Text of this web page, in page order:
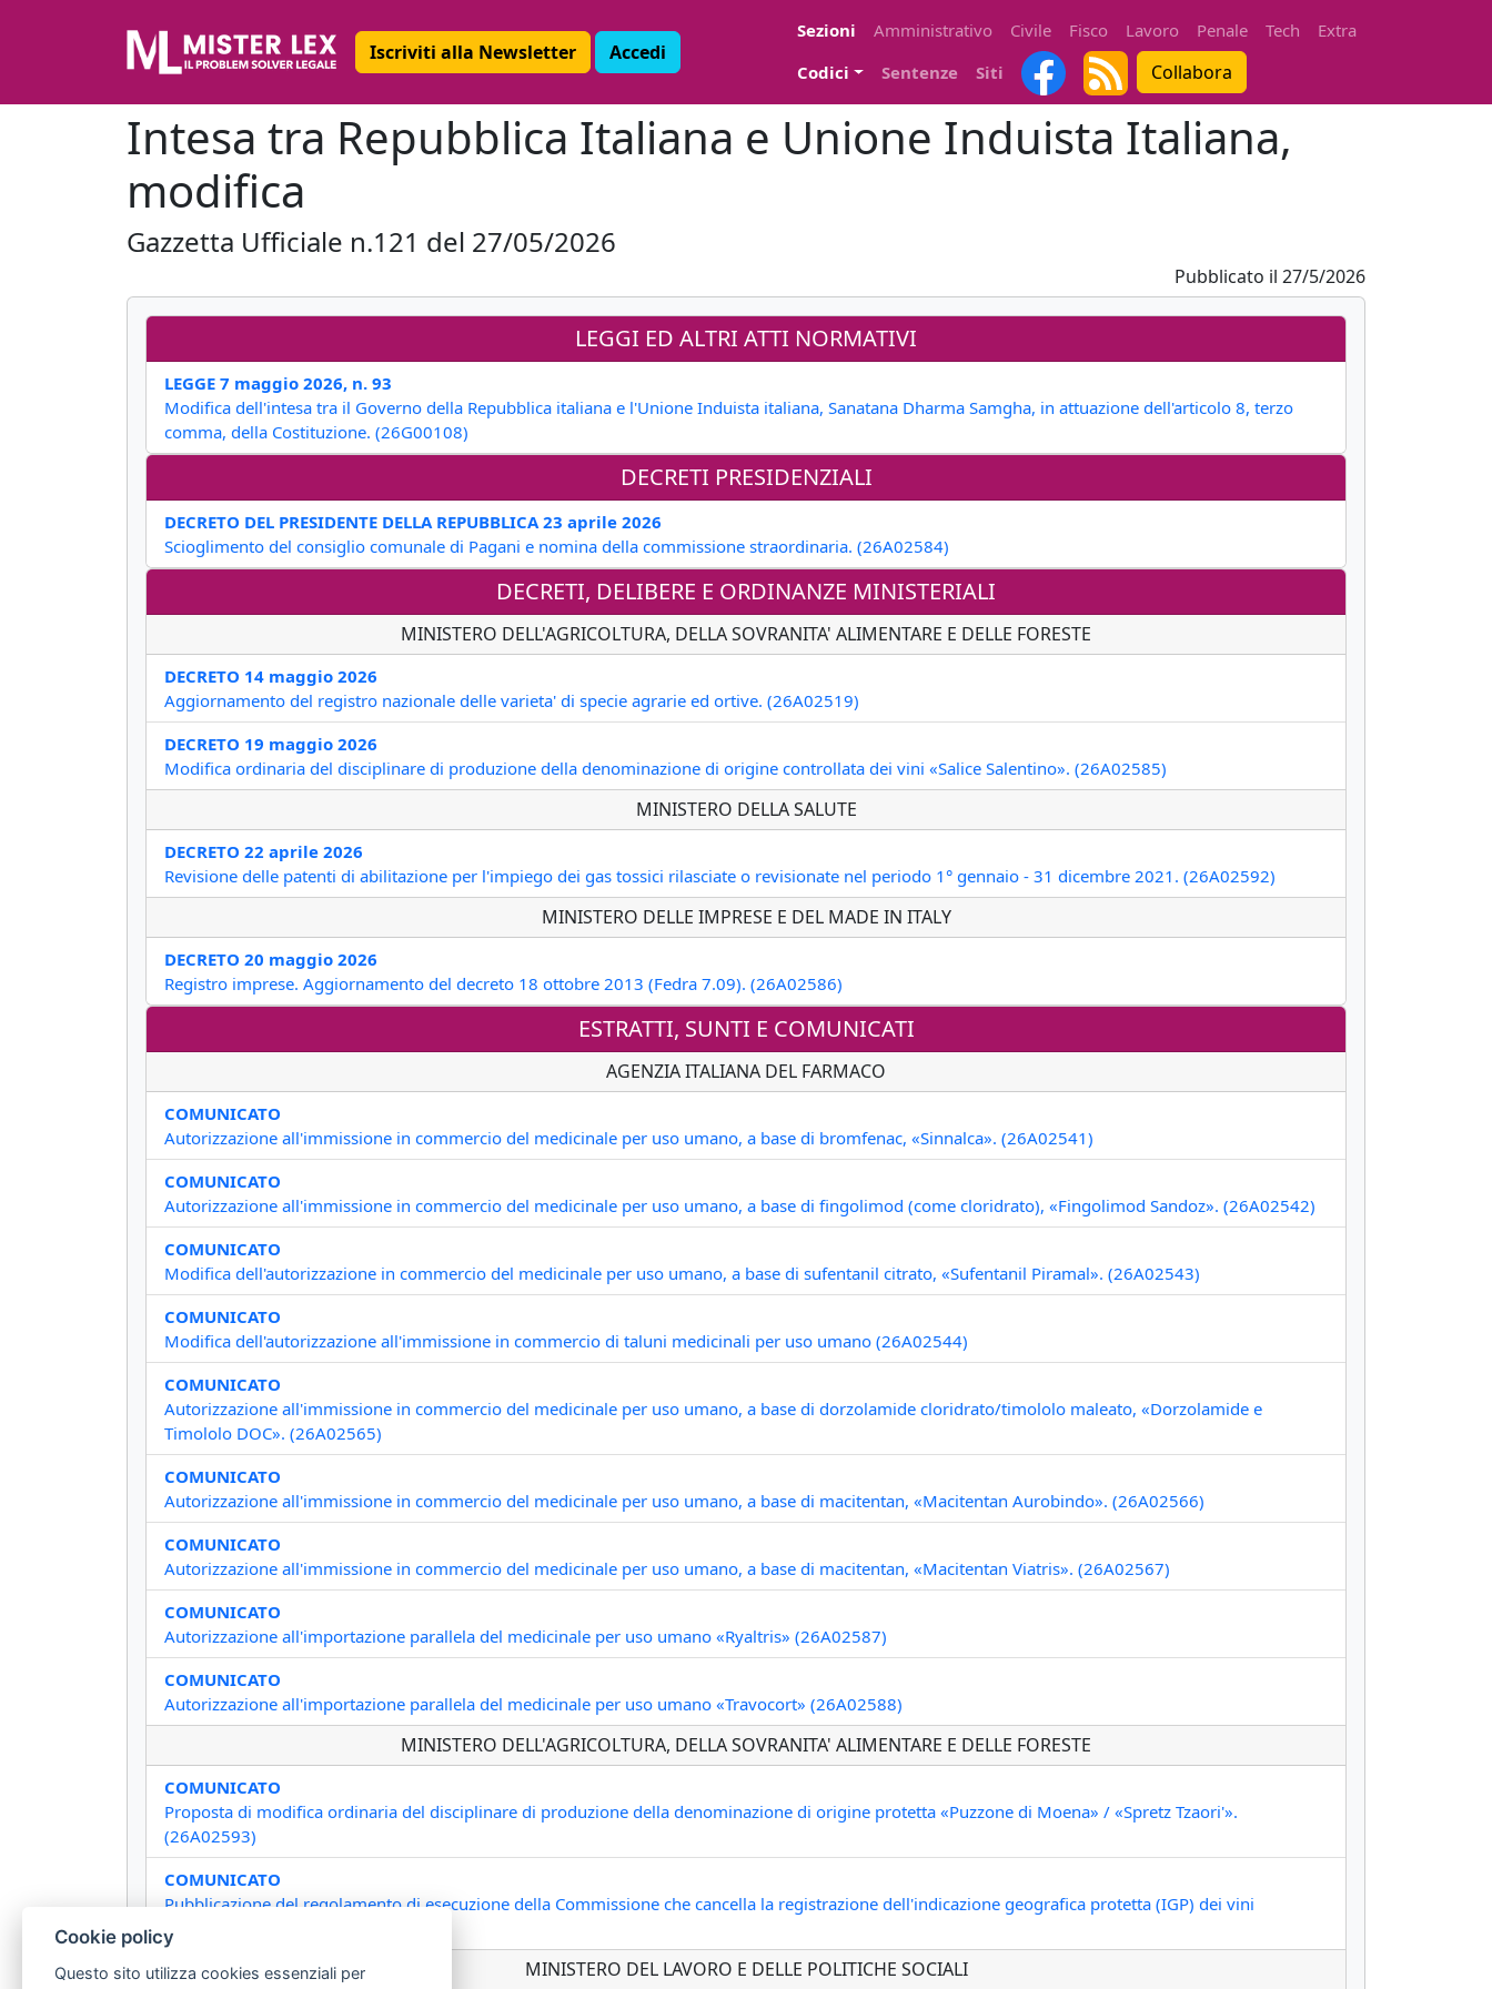
Iscriviti alla Newsletter Accedi
Sezioni Amministrativo Civile Fisco Lavoro Penale Tech
Extra
Codici
Sentenze Siti Collabora
Intesa tra Repubblica Italiana e Unione Induista Italiana,
modifica
Gazzetta Ufficiale n.121 del 27/05/2026
Pubblicato il 27/5/2026
LEGGI ED ALTRI ATTI NORMATIVI
LEGGE 7 maggio 2026, n. 93
Modifica dell'intesa tra il Governo della Repubblica italiana e l'Unione Induista italiana, Sanatana Dharma Samgha, in attuazione dell'articolo 8, terzo
comma, della Costituzione. (26G00108)
DECRETI PRESIDENZIALI
DECRETO DEL PRESIDENTE DELLA REPUBBLICA 23 aprile 2026
Scioglimento del consiglio comunale di Pagani e nomina della commissione straordinaria. (26A02584)
DECRETI, DELIBERE E ORDINANZE MINISTERIALI
MINISTERO DELL'AGRICOLTURA, DELLA SOVRANITA' ALIMENTARE E DELLE FORESTE
DECRETO 14 maggio 2026
Aggiornamento del registro nazionale delle varieta' di specie agrarie ed ortive. (26A02519)
DECRETO 19 maggio 2026
Modifica ordinaria del disciplinare di produzione della denominazione di origine controllata dei vini «Salice Salentino». (26A02585)
MINISTERO DELLA SALUTE
DECRETO 22 aprile 2026
Revisione delle patenti di abilitazione per l'impiego dei gas tossici rilasciate o revisionate nel periodo 1° gennaio - 31 dicembre 2021. (26A02592)
MINISTERO DELLE IMPRESE E DEL MADE IN ITALY
DECRETO 20 maggio 2026
Registro imprese. Aggiornamento del decreto 18 ottobre 2013 (Fedra 7.09). (26A02586)
ESTRATTI, SUNTI E COMUNICATI
AGENZIA ITALIANA DEL FARMACO
COMUNICATO
Autorizzazione all'immissione in commercio del medicinale per uso umano, a base di bromfenac, «Sinnalca». (26A02541)
COMUNICATO
Autorizzazione all'immissione in commercio del medicinale per uso umano, a base di fingolimod (come cloridrato), «Fingolimod Sandoz». (26A02542)
COMUNICATO
Modifica dell'autorizzazione in commercio del medicinale per uso umano, a base di sufentanil citrato, «Sufentanil Piramal». (26A02543)
COMUNICATO
Modifica dell'autorizzazione all'immissione in commercio di taluni medicinali per uso umano (26A02544)
COMUNICATO
Autorizzazione all'immissione in commercio del medicinale per uso umano, a base di dorzolamide cloridrato/timololo maleato, «Dorzolamide e
Timololo DOC». (26A02565)
COMUNICATO
Autorizzazione all'immissione in commercio del medicinale per uso umano, a base di macitentan, «Macitentan Aurobindo». (26A02566)
COMUNICATO
Autorizzazione all'immissione in commercio del medicinale per uso umano, a base di macitentan, «Macitentan Viatris». (26A02567)
COMUNICATO
Autorizzazione all'importazione parallela del medicinale per uso umano «Ryaltris» (26A02587)
COMUNICATO
Autorizzazione all'importazione parallela del medicinale per uso umano «Travocort» (26A02588)
MINISTERO DELL'AGRICOLTURA, DELLA SOVRANITA' ALIMENTARE E DELLE FORESTE
COMUNICATO
Proposta di modifica ordinaria del disciplinare di produzione della denominazione di origine protetta «Puzzone di Moena» / «Spretz Tzaori'».
(26A02593)
COMUNICATO
Pubblicazione del regolamento di esecuzione della Commissione che cancella la registrazione dell'indicazione geografica protetta (IGP) dei vini
«Salemi». (26A02634)
MINISTERO DEL LAVORO E DELLE POLITICHE SOCIALI
Cookie policy
Questo sito utilizza cookies essenziali per